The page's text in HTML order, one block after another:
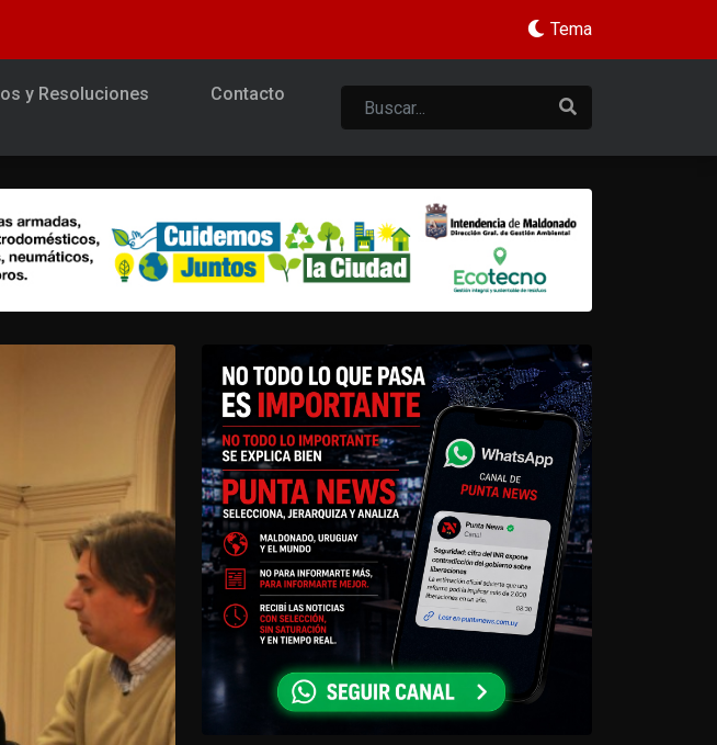
Tema
y Resoluciones Contacto